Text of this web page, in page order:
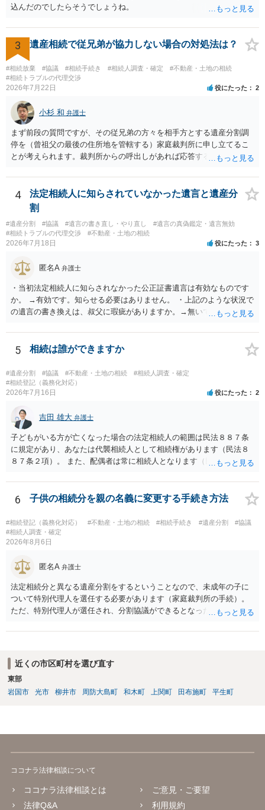
込んだのでしたらそうでしょうね。
3 遺産相続で従兄弟が協力しない場合の対処法は？
#相続放棄 #協議 #相続手続き #相続人調査・確定
#不動産・土地の相続
#相続トラブルの代理交渉
2026年7月22日 役にたった 2
小杉 和 弁護士
まず前段の質問ですが、その従兄弟の方々を相手方とする遺産分割調
停を（曾祖父の最後の住所地を管轄する）家庭裁判所に申し立てるこ
とが考えられます。裁判所からの呼出しがあれば応答する可能性がま
能と思われます。時間が思った以上にないので必要書類をてきぱきと
揃える必要があります。その点是非御注意ください。
4
法定相続人に知らされていなかった遺言と遺産分
割
#遺産分割 #協議 #遺言の書き直し・やり直し
#遺言の真偽鑑定・遺言無効
#相続トラブルの代理交渉
#不動産・土地の相続
2026年7月18日 役にたった 3
匿名A 弁護士
・当初法定相続人に知らされなかった公正証書遺言は有効なものです
か。 →有効です。知らせる必要はありません。 ・上記のような状況で
の遺言の書き換えは、叔父に瑕疵がありますか。→無いです。 ・分割
ますか。 →本人が自由に決められますので、どこが妥当とは言えない
です。客観的な基準もありません。 ・できれば穏やかに、分割を拒否
することはできますか。 →分割を拒否するということは、遺産はいら
ないということでしょうか。遺言で、受取を指定されててもいらない
と拒否することはできます。理由を説明する必要はありません。
5 相続は誰ができますか
#遺産分割 #協議 #不動産・土地の相続
#相続人調査・確定
#相続登記（義務化対応）
2026年7月16日 役にたった 2
吉田 雄大 弁護士
子どもがいる方が亡くなった場合の法定相続人の範囲は民法８８７条
に規定があり、あなたは代襲相続人として相続権があります（民法８
８７条２項）。 また、配偶者は常に相続人となります（民法８９０
も相続権があります。つまり、孫５人に加えて「おじ又はおば」にも
相続権がある可能性があります。
6 子供の相続分を親の名義に変更する手続き方法
#相続登記（義務化対応） #不動産・土地の相続 #相続手続き #遺産分割
#協議
#相続人調査・確定
2026年8月6日
匿名A 弁護士
法定相続分と異なる遺産分割をするということなので、未成年の子に
ついて特別代理人を選任する必要があります（家庭裁判所の手続）。
ただ、特別代理人が選任され、分割協議ができるとなったとしても、
の権利も守られなければならないからです。 相続財産全体で、未成年
に、未成年者を今後養育するのは、自分だからという理由では、法定
相続分以上に多くの遺産を取得することができるというわけではあり
ません。
近くの市区町村を選び直す
東部
岩国市
光市 柳井市 周防大島町 和木町 上関町 田布施町 平生町
ココナラ法律相談について
ココナラ法律相談とは
法律Q&A
ご意見・ご要望
利用規約